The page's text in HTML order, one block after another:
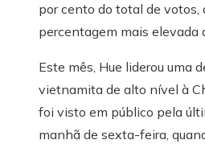
por cento do total de votos,
percentagem mais elevada
Este mês, Hue liderou uma
vietnamita de alto nível à
foi visto em público pela
manhã de sexta-feira,